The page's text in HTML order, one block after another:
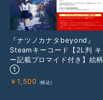
『ナツノカナタbeyond』
Steamキーコード【2L判 キ
ー記載ブロマイド付き】絵柄
①
￥ 1,500